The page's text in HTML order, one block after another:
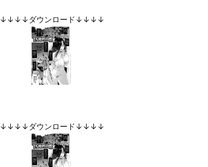
↓↓↓↓ダウンロード↓↓↓↓
↓↓↓↓ダウンロード↓↓↓↓